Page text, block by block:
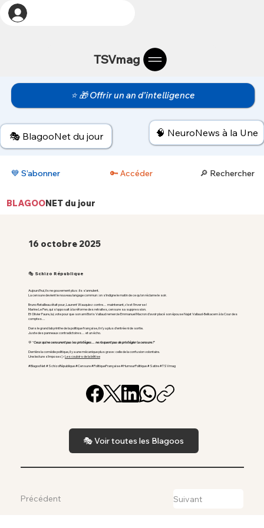
TSVmag
💙 S’abonner 🔑 Accéder 🔎 Rechercher
🎭 BlagooNet du jour
⭐ 🎁 Offrir un an d’intelligence
🧠 NeuroNews à la Une
BLAGOONETdu jour
16 octobre 2025
🎭 Schizo République
Aujourd’hui, ils ne gouvernent plus : ils s’annulent.
La censure devient le nouveau langage commun : on s’indigne le matin de ce qu’on réclame le soir.
Bruno Retailleau était pour, Laurent Wauquiez contre… maintenant, c’est l’inverse !
Marine Le Pen, qui s’opposait à la réforme des retraites, censure sa suppression.
Et Olivier Faure, lui, vote pour que son ami Boris Vallaud remercie Emmanuel Macron d’avoir placé son épouse Najat Vallaud-Belkacem à la Cour des
comptes…
Dans le grand labyrinthe de la politique française, il n’y a plus d’entrée ni de sortie.
Juste des panneaux contradictoires… et un écho.
💬 "Ceux qui ne censurent pas les privilèges… ne risquent pas de privilégier la censure !"
Derrière la comédie politique, il y a une mécanique plus grave : celle de la confusion volontaire.
Une lecture s’impose 👉Les couloirs de la bêtise
#BlagooNet #SchizoRépublique #Censure #PolitiqueFrançaise #HumourPolitique #Satire #TSVmag
🎭 Voir toutes les Blagoos
Précédent Suivant